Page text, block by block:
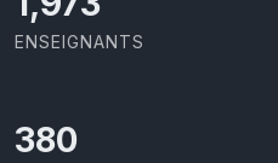
ENSEIGNANTS
426